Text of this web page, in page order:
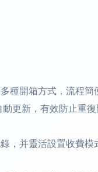
開箱方式，流程簡
更新，有效防止重
，并靈活設置收費模